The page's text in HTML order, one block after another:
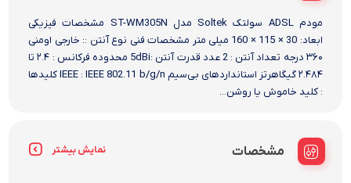
مودم ADSL سولتک Soltek مدل ST-WM305N مشخصات فیزیکی
ابعاد: 30 × 115 × 160 میلی متر مشخصات فنی نوع آنتن :: خارجی اومنی
۳۶۰ درجه تعداد آنتن : 2 عدد قدرت آنتن :5dBi محدوده فرکانس : ۲.۴ تا
۲.۴۸۴ گیگاهرتز استانداردهای بی‌سیم IEEE : IEEE 802.11 b/g/n کلیدها
: کلید خاموش یا روشن...
مشخصات نمایش بیشتر